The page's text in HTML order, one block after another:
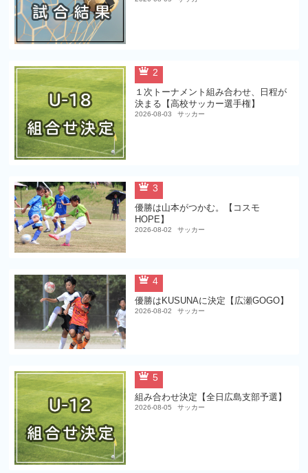
2
１次トーナメント組み合わせ、日程が
決まる【高校サッカー選手権】
2026-08-03 サッカー
3
優勝は山本がつかむ。【コスモ
HOPE】
2026-08-02 サッカー
4
優勝はKUSUNAに決定【広瀬GOGO】
2026-08-02 サッカー
5
組み合わせ決定【全日広島支部予選】
2026-08-05 サッカー